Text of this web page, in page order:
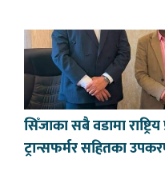
सिँजाका सबै वडामा
ट्रान्सफर्मर सहितका